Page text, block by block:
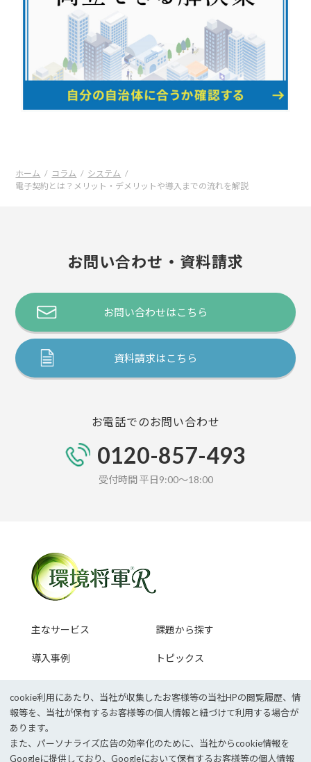
ホーム コラム
システム
電子契約とは？メリット・デメリットや導入までの流れを解説
お問い合わせ・資料請求
お問い合わせはこちら
資料請求はこちら
お電話でのお問い合わせ
0120-857-493
受付時間 平日9:00～18:00
主なサービス 課題から探す
導入事例 トピックス
企業サイトTOP 採用情報
cookie利⽤にあたり、当社が収集したお客様等の当社HPの閲覧履歴、情
報等を、当社が保有するお客様等の個⼈情報と紐づけて利⽤する場合が
あります。
また、パーソナライズ広告の効率化のために、当社からcookie情報を
Googleに提供しており、Googleにおいて保有するお客様等の個⼈情報